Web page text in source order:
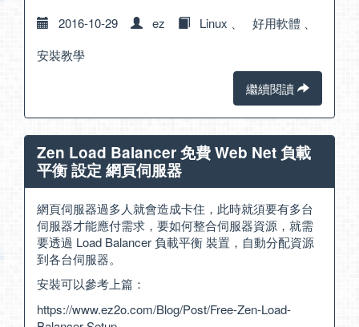
2016-10-29 ez Linux 好用軟體
安裝教學
繼續閱讀
Zen Load Balancer 免費 Web Net 負載
平衡 設定 網頁伺服器
網頁伺服器過多人就會造成卡住，此時就須要有多台
伺服器才能應付需求，要如何整合伺服器資源，就需
要透過 Load Balancer 負載平衡 裝置，自動分配資源
到各台伺服器。
安裝可以參考上篇：
https://www.ez2o.com/Blog/Post/Free-Zen-Load-